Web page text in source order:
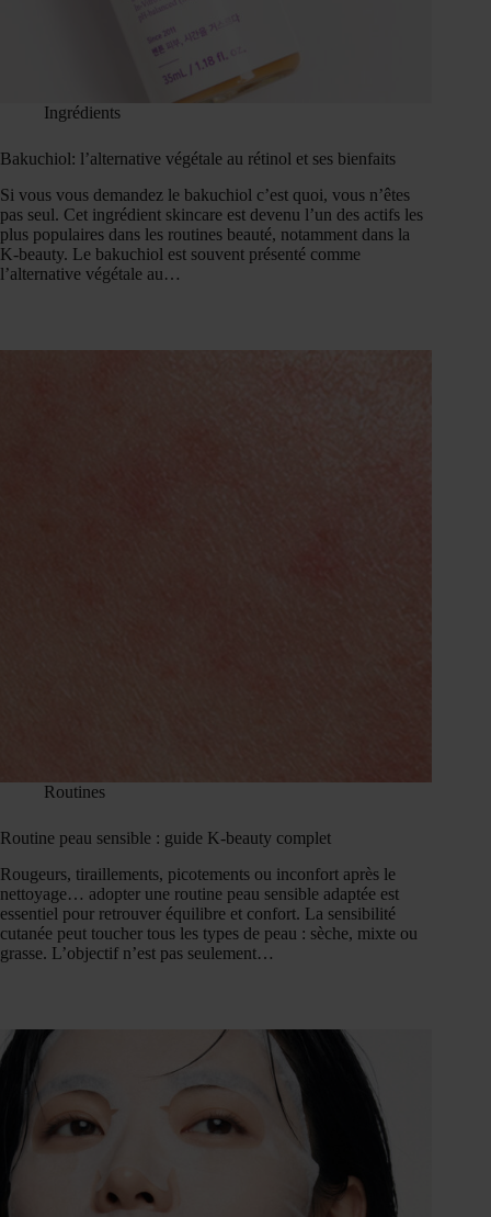
Ingrédients
Bakuchiol: l’alternative végétale au rétinol et ses bienfaits
Si vous vous demandez le bakuchiol c’est quoi, vous n’êtes
pas seul. Cet ingrédient skincare est devenu l’un des actifs les
plus populaires dans les routines beauté, notamment dans la
K-beauty. Le bakuchiol est souvent présenté comme
l’alternative végétale au…
Routines
Routine peau sensible : guide K-beauty complet
Rougeurs, tiraillements, picotements ou inconfort après le
nettoyage… adopter une routine peau sensible adaptée est
essentiel pour retrouver équilibre et confort. La sensibilité
cutanée peut toucher tous les types de peau : sèche, mixte ou
grasse. L’objectif n’est pas seulement…